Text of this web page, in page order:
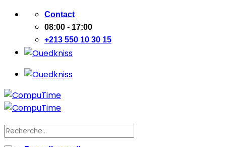
Passer
contenu
Contact
08:00 - 17:00
+213 550 10 30 15
Recherche
pour :